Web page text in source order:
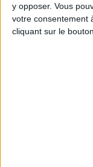
y opposer. Vous
votre consentement
cliquant sur le
Peut-on